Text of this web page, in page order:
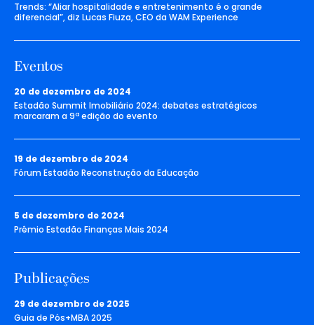
Trends: “Aliar hospitalidade e entretenimento é o grande
diferencial”, diz Lucas Fiuza, CEO da WAM Experience
Eventos
20 de dezembro de 2024
Estadão Summit Imobiliário 2024: debates estratégicos
marcaram a 9ª edição do evento
19 de dezembro de 2024
Fórum Estadão Reconstrução da Educação
5 de dezembro de 2024
Prêmio Estadão Finanças Mais 2024
Publicações
29 de dezembro de 2025
Guia de Pós+MBA 2025